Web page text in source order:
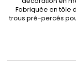
Fabriquée en tôle
trous pré-percés